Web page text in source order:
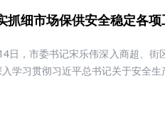
抓细市场保供安全稳定各
日，市委书记宋乐伟深入商超、街
学习贯彻习近平总书记关于安全